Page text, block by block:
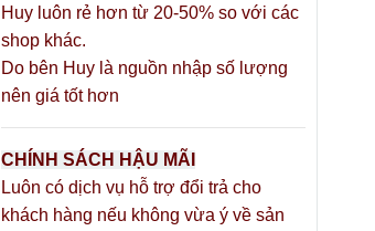
Huy luôn rẻ hơn từ 20-50% so với các
shop khác.
Do bên Huy là nguồn nhập số lượng
nên giá tốt hơn
CHÍNH SÁCH HẬU MÃI
Luôn có dịch vụ hỗ trợ đổi trả cho
khách hàng nếu không vừa ý về sản